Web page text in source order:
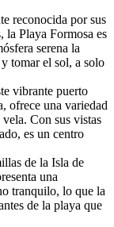
reconocida por sus
la Playa Formosa es
serena la
tomar el sol, a solo
vibrante puerto
ofrece una variedad
Con sus vistas
es un centro
de la Isla de
una
tranquilo, lo que la
de la playa que